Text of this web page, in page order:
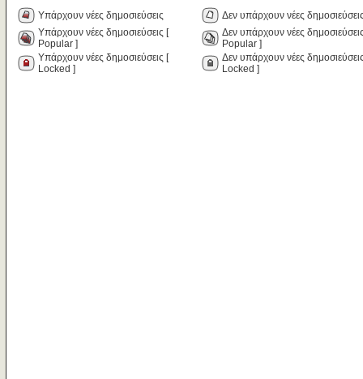
Υπάρχουν νέες δημοσιεύσεις
Δεν υπάρχουν νέες
Υπάρχουν νέες δημοσιεύσεις [
Popular ]
Δεν υπάρχουν νέες
Popular ]
Υπάρχουν νέες δημοσιεύσεις [
Locked ]
Δεν υπάρχουν νέες
Locked ]